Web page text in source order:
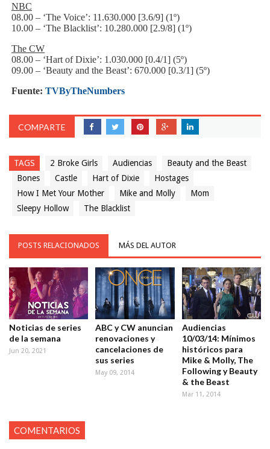
NBC
08.00 – ‘The Voice’: 11.630.000 [3.6/9] (1º)
10.00 – ‘The Blacklist’: 10.280.000 [2.9/8] (1º)
The CW
08.00 – ‘Hart of Dixie’: 1.030.000 [0.4/1] (5º)
09.00 – ‘Beauty and the Beast’: 670.000 [0.3/1] (5º)
Fuente: TVByTheNumbers
COMPARTE
TAGS 2 Broke Girls Audiencias
Beauty and the Beast
Bones
Castle Hart of Dixie
Hostages
How I Met Your Mother
Mike and Molly
Mom
Sleepy Hollow
The Blacklist
POSTS RELACIONADOS MÁS DEL AUTOR
Noticias de series
de la semana
Jun 20, 2021
ABC y CW anuncian
renovaciones y
cancelaciones de
sus series
May 09, 2014
Audiencias
10/03/14: Mínimos
históricos para
Mike & Molly, The
Following y Beauty
& the Beast
Mar 11, 2014
COMENTARIOS